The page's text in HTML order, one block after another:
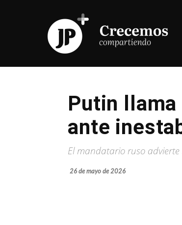
Putin llama
ante
El mandatario ruso advierte
26 de mayo de 2026